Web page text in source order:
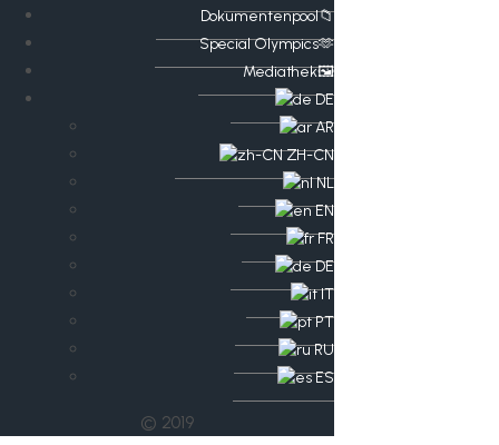
Dokumentenpool📁
​​Special Olympics🫶
Mediathek🖼️​
DE
AR
ZH-CN
NL
EN
FR
DE
IT
PT
RU
ES
© 2019